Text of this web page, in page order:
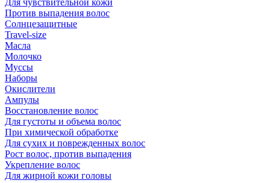
Для чувствительной кожи
Против выпадения волос
Солнцезащитные
Travel-size
Масла
Молочко
Муссы
Наборы
Окислители
Ампулы
Восстановление волос
Для густоты и объема волос
При химической обработке
Для сухих и поврежденных волос
Рост волос, против выпадения
Укрепление волос
Для жирной кожи головы